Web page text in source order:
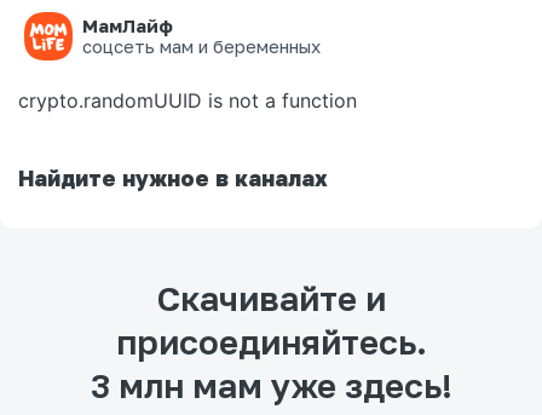
МамЛайф
соцсеть мам и беременных
Ошибка на странице
crypto.randomUUID is not a function
Найдите нужное в каналах
Скачивайте и
присоединяйтесь.
3 млн мам уже здесь!